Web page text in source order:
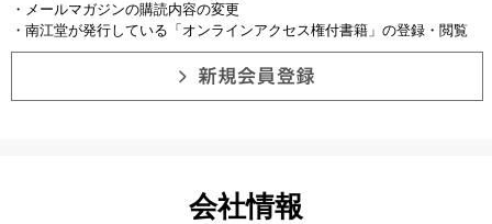
・メールマガジンの購読内容の変更
・南江堂が発行している「オンラインアクセス権付書籍」の登録・閲覧
会社情報